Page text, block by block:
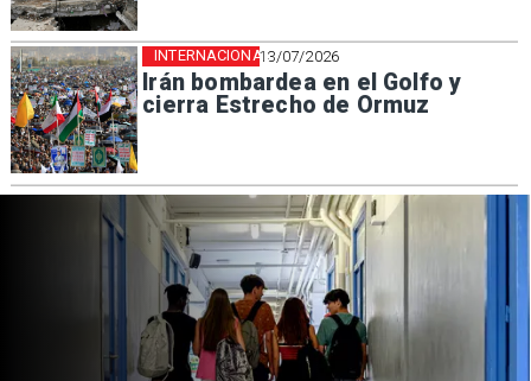
13/07/2026
Irán bombardea en el Golfo y
cierra Estrecho de Ormuz
INTERNACIONAL